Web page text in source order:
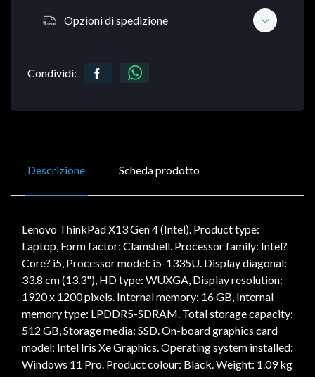
Opzioni di spedizione
Condividi:
Descrizione Scheda prodotto
Lenovo ThinkPad X13 Gen 4 (Intel). Product type:
Laptop, Form factor: Clamshell. Processor family: Intel?
Core? i5, Processor model: i5-1335U. Display diagonal:
33.8 cm (13.3"), HD type: WUXGA, Display resolution:
1920 x 1200 pixels. Internal memory: 16 GB, Internal
memory type: LPDDR5-SDRAM. Total storage capacity:
512 GB, Storage media: SSD. On-board graphics card
model: Intel Iris Xe Graphics. Operating system installed:
Windows 11 Pro. Product colour: Black. Weight: 1.09 kg